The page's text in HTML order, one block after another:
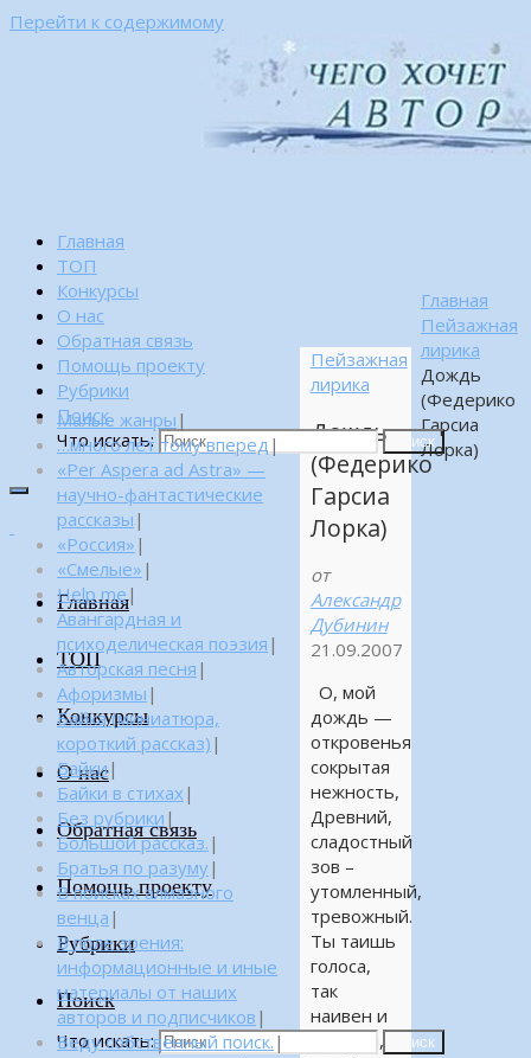
Перейти к содержимому
Главная
ТОП
Конкурсы
О нас
Обратная связь
Помощь проекту
Рубрики
Поиск
Что искать:
Поиск
Главная
ТОП
Конкурсы
О нас
Обратная связь
Помощь проекту
Рубрики
Поиск
Что искать: Поиск
Главная
Пейзажная
лирика
Дождь
(Федерико
Гарсиа
Лорка)
Пейзажная
лирика
Дождь
(Федерико
Гарсиа
Лорка)
от
Александр
Дубинин
21.09.2007
О, мой
дождь —
откровенья
сокрытая
нежность,
Древний,
сладостный
зов –
утомленный,
тревожный.
Ты таишь
голоса,
так
наивен и
свеж ты,
Малые жанры |
…много лет тому вперед |
«Per Aspera ad Astra» —
научно-фантастические
рассказы |
«Россия» |
«Смелые» |
Help me|
Авангардная и
психоделическая поэзия |
Авторская песня |
Афоризмы |
Байка (миниатюра,
короткий рассказ) |
Байки|
Байки в стихах |
Без рубрики |
Большой рассказ. |
Братья по разуму|
В поисках алмазного
венца |
В поле зрения:
информационные и иные
материалы от наших
авторов и подписчиков |
Веду собственный поиск. |